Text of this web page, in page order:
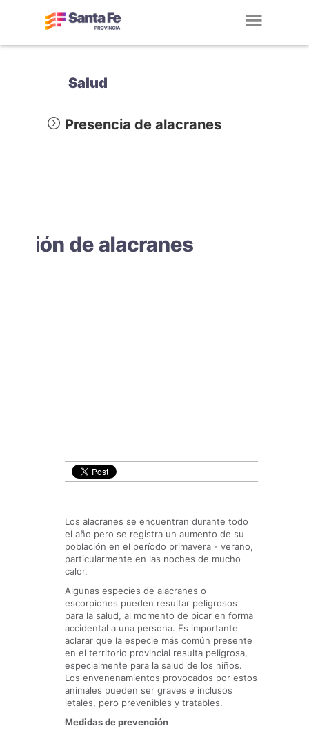
Salud
Presencia de alacranes
Los alacranes se encuentran durante todo
el año pero se registra un aumento de su
población en el período primavera - verano,
particularmente en las noches de mucho
calor.
Algunas especies de alacranes o
escorpiones pueden resultar peligrosos
para la salud, al momento de picar en forma
accidental a una persona. Es importante
aclarar que la especie más común presente
en el territorio provincial resulta peligrosa,
especialmente para la salud de los niños.
Los envenenamientos provocados por estos
animales pueden ser graves e inclusos
letales, pero prevenibles y tratables.
Medidas de prevención